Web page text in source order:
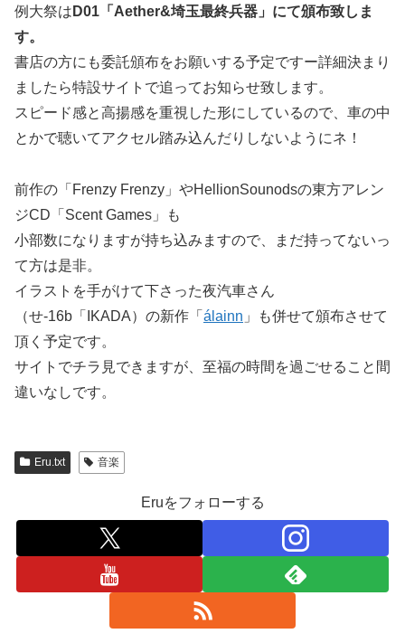
例大祭は D01「Aether&埼玉最終兵器」にて頒布致しま
す。
書店の方にも委託頒布をお願いする予定ですー詳細決まり
ましたら特設サイトで追ってお知らせ致します。
スピード感と高揚感を重視した形にしているので、車の中
とかで聴いてアクセル踏み込んだりしないようにネ！
前作の「Frenzy Frenzy」やHellionSounodsの東方アレン
ジCD「Scent Games」も
小部数になりますが持ち込みますので、まだ持ってないっ
て方は是非。
イラストを手がけて下さった夜汽車さん
（せ-16b「IKADA）の新作「 álainn 」も併せて頒布させて
頂く予定です。
サイトでチラ見できますが、至福の時間を過ごせること間
違いなしです。
Eru.txt 音楽
Eruをフォローする